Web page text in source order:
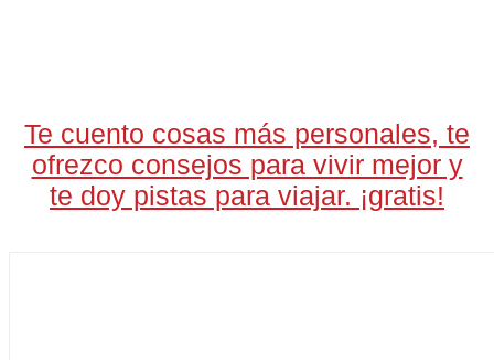
Te cuento cosas más personales, te
ofrezco consejos para vivir mejor y
te doy pistas para viajar. ¡gratis!